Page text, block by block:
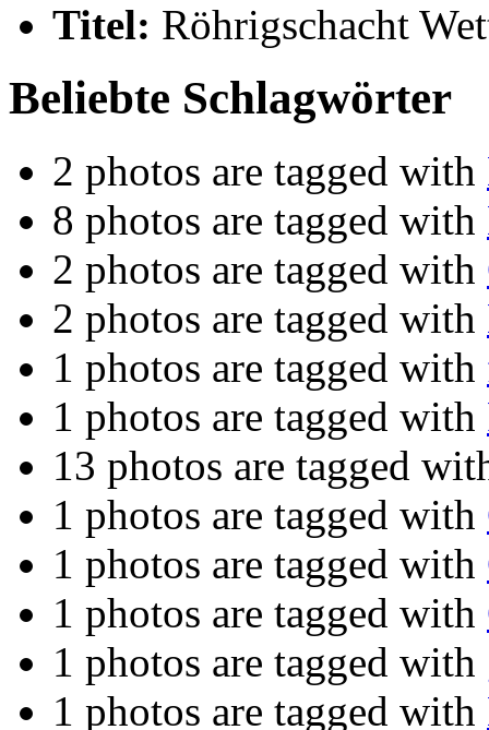
Titel: Röhrigschacht
Beliebte Schlagwörter
2 photos are tagged with
8 photos are tagged with
2 photos are tagged with
2 photos are tagged with
1 photos are tagged with
1 photos are tagged with
13 photos are tagged
1 photos are tagged with
1 photos are tagged with
1 photos are tagged with
1 photos are tagged with
1 photos are tagged with